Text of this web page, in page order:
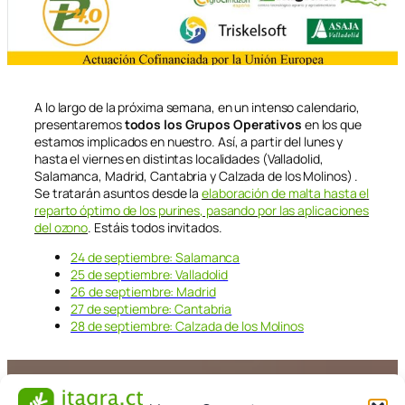
A lo largo de la próxima semana, en un intenso calendario,
presentaremostodos los Grupos Operativos en los que
estamos implicados en nuestro. Así, a partir del lunes y
hasta el viernes en distintas localidades (Valladolid,
Salamanca, Madrid, Cantabria y Calzada de los Molinos) .
Se tratarán asuntos desde laelaboración de malta hasta el
reparto óptimo de los purines, pasando por las aplicaciones
del ozono. Estáis todos invitados.
24 de septiembre: Salamanca
25 de septiembre: Valladolid
26 de septiembre: Madrid
27 de septiembre: Cantabria
28 de septiembre: Calzada de los Molinos
23 de septiembre de 2018